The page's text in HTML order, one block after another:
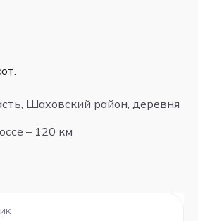
Шаховский район, деревня
– 120 км